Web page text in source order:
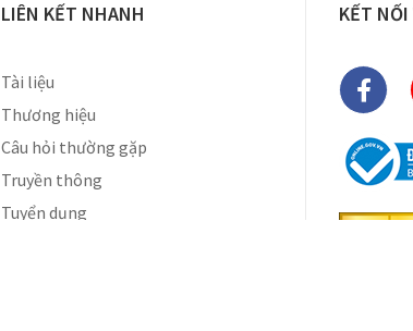
LIÊN KẾT NHANH
Tài liệu
Thương hiệu
Câu hỏi thường gặp
Truyền thông
Tuyển dụng
KẾT